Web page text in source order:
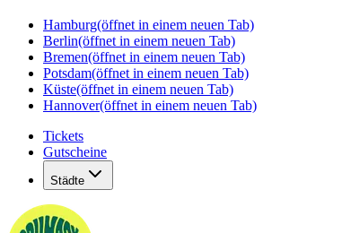
Hamburg(öffnet in einem neuen Tab)
Berlin(öffnet in einem neuen Tab)
Bremen(öffnet in einem neuen Tab)
Potsdam(öffnet in einem neuen Tab)
Küste(öffnet in einem neuen Tab)
Hannover(öffnet in einem neuen Tab)
Tickets
Gutscheine
Städte